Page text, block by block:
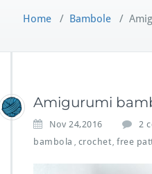
Home / Bambole /
Amigurumi
Nov 24,2016 2
bambola crochet free